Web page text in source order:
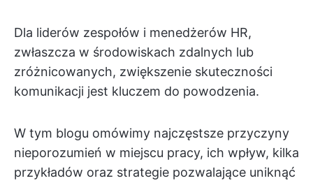
Dla liderów zespołów i menedżerów HR,
zwłaszcza w środowiskach zdalnych lub
zróżnicowanych, zwiększenie skuteczności
komunikacji jest kluczem do powodzenia.
W tym blogu omówimy najczęstsze przyczyny
nieporozumień w miejscu pracy, ich wpływ, kilka
przykładów oraz strategie pozwalające uniknąć